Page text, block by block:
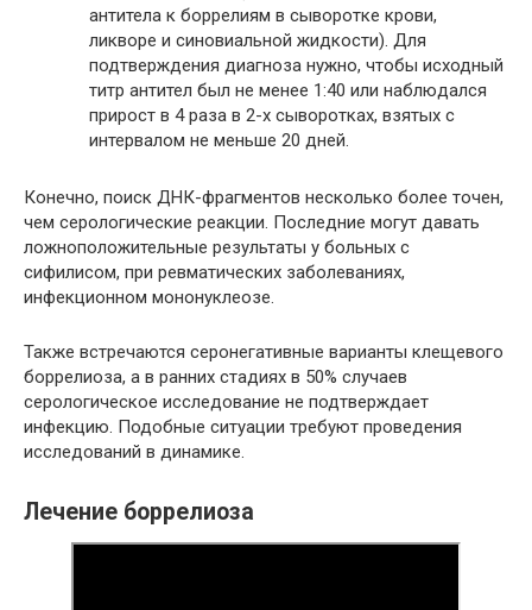
антитела к боррелиям в сыворотке крови,
ликворе и синовиальной жидкости). Для
подтверждения диагноза нужно, чтобы исходный
титр антител был не менее 1:40 или наблюдался
прирост в 4 раза в 2-х сыворотках, взятых с
интервалом не меньше 20 дней.
Конечно, поиск ДНК-фрагментов несколько более точен,
чем серологические реакции. Последние могут давать
ложноположительные результаты у больных с
сифилисом, при ревматических заболеваниях,
инфекционном мононуклеозе.
Также встречаются серонегативные варианты клещевого
боррелиоза, а в ранних стадиях в 50% случаев
серологическое исследование не подтверждает
инфекцию. Подобные ситуации требуют проведения
исследований в динамике.
Лечение боррелиоза